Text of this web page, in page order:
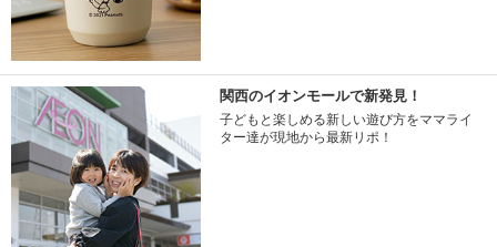
関西のイオンモールで新発見！
子どもと楽しめる新しい遊び方をママライ
ター達が現地から最新リポ！